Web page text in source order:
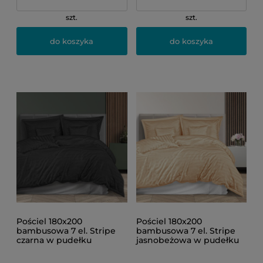
szt.
do koszyka
szt.
do koszyka
Pościel 180x200
bambusowa 7 el. Stripe
czarna w pudełku
Pościel 180x200
bambusowa 7 el. Stripe
jasnobeżowa w pudełku